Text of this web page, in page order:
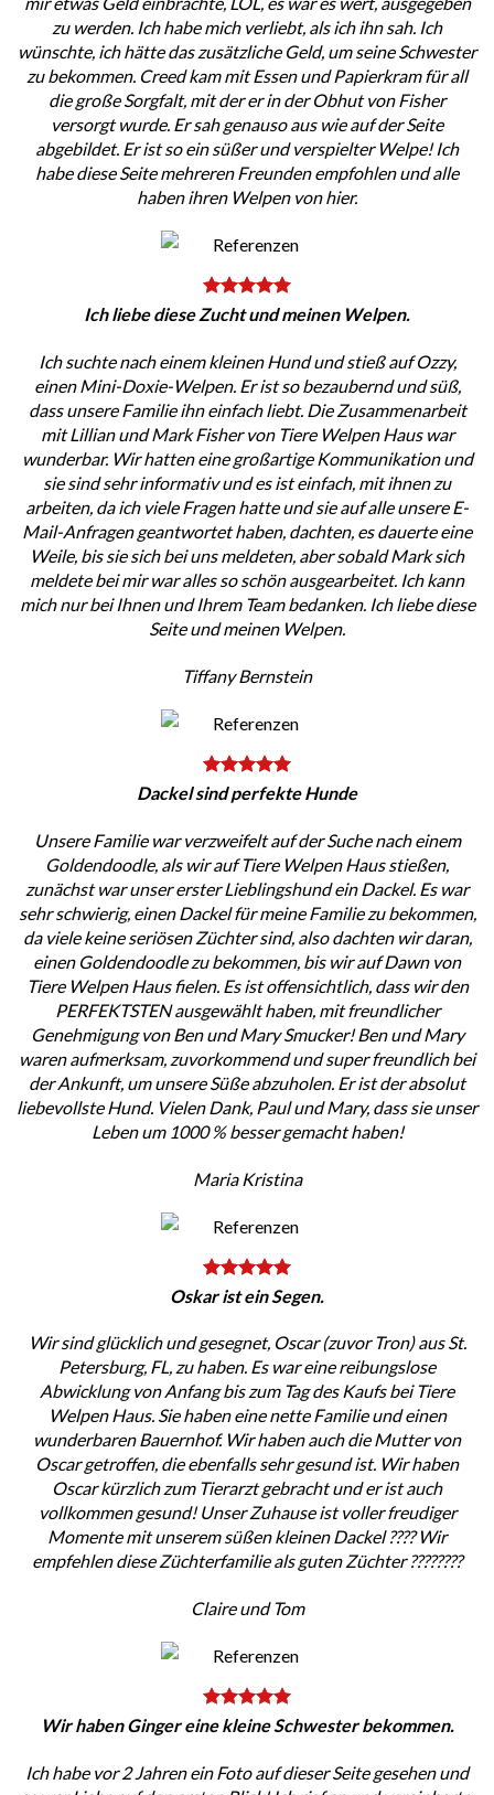
zu werden. Ich habe mich verliebt, als ich ihn sah. Ich
wünschte, ich hätte das zusätzliche Geld, um seine Schwester
zu bekommen. Creed kam mit Essen und Papierkram für all
die große Sorgfalt, mit der er in der Obhut von Fisher
versorgt wurde. Er sah genauso aus wie auf der Seite
abgebildet. Er ist so ein süßer und verspielter Welpe! Ich
habe diese Seite mehreren Freunden empfohlen und alle
haben ihren Welpen von hier.
Ich liebe diese Zucht und meinen Welpen.
Ich suchte nach einem kleinen Hund und stieß auf Ozzy,
einen Mini-Doxie-Welpen. Er ist so bezaubernd und süß,
dass unsere Familie ihn einfach liebt. Die Zusammenarbeit
mit Lillian und Mark Fisher von Tiere Welpen Haus war
wunderbar. Wir hatten eine großartige Kommunikation und
sie sind sehr informativ und es ist einfach, mit ihnen zu
arbeiten, da ich viele Fragen hatte und sie auf alle unsere E-
Mail-Anfragen geantwortet haben, dachten, es dauerte eine
Weile, bis sie sich bei uns meldeten, aber sobald Mark sich
meldete bei mir war alles so schön ausgearbeitet. Ich kann
mich nur bei Ihnen und Ihrem Team bedanken. Ich liebe diese
Seite und meinen Welpen.
Tiffany Bernstein
Dackel sind perfekte Hunde
Unsere Familie war verzweifelt auf der Suche nach einem
Goldendoodle, als wir auf Tiere Welpen Haus stießen,
zunächst war unser erster Lieblingshund ein Dackel. Es war
sehr schwierig, einen Dackel für meine Familie zu bekommen,
da viele keine seriösen Züchter sind, also dachten wir daran,
einen Goldendoodle zu bekommen, bis wir auf Dawn von
Tiere Welpen Haus fielen. Es ist offensichtlich, dass wir den
PERFEKTSTEN ausgewählt haben, mit freundlicher
Genehmigung von Ben und Mary Smucker! Ben und Mary
waren aufmerksam, zuvorkommend und super freundlich bei
der Ankunft, um unsere Süße abzuholen. Er ist der absolut
liebevollste Hund. Vielen Dank, Paul und Mary, dass sie unser
Leben um 1000 % besser gemacht haben!
Maria Kristina
Oskar ist ein Segen.
Wir sind glücklich und gesegnet, Oscar (zuvor Tron) aus St.
Petersburg, FL, zu haben. Es war eine reibungslose
Abwicklung von Anfang bis zum Tag des Kaufs bei Tiere
Welpen Haus. Sie haben eine nette Familie und einen
wunderbaren Bauernhof. Wir haben auch die Mutter von
Oscar getroffen, die ebenfalls sehr gesund ist. Wir haben
Oscar kürzlich zum Tierarzt gebracht und er ist auch
vollkommen gesund! Unser Zuhause ist voller freudiger
Momente mit unserem süßen kleinen Dackel ???? Wir
empfehlen diese Züchterfamilie als guten Züchter ????????
Claire und Tom
Wir haben Ginger eine kleine Schwester bekommen.
Ich habe vor 2 Jahren ein Foto auf dieser Seite gesehen und